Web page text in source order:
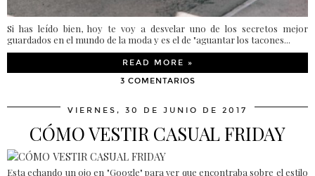
Si has leído bien, hoy te voy a desvelar uno de los secretos mejor
guardados en el mundo de la moda y es el de "aguantar los tacones...
READ MORE »
3 COMENTARIOS
VIERNES, 30 DE JUNIO DE 2017
CÓMO VESTIR CASUAL FRIDAY
Esta echando un ojo en "Google" para ver que encontraba sobre el estilo